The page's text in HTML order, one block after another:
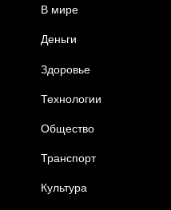
В мире
Деньги
Здоровье
Технологии
Общество
Транспорт
Культура